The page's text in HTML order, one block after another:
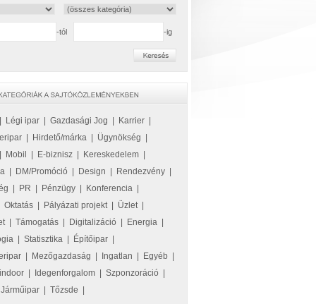
-tól -ig
Légi ipar Gazdasági Jog Karrier
Hirdető/márka Ügynökség
Mobil E-biznisz Kereskedelem
DM/Promóció Design Rendezvény
PR Pénzügy Konferencia
Oktatás Pályázati projekt| Üzlet|
| Támogatás Digitalizáció Energia
Statisztika Építőipar
Mezőgazdaság Ingatlan Egyéb
Idegenforgalom Szponzoráció
Járműipar Tőzsde